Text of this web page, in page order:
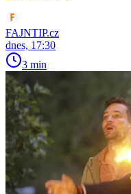
FAJNTIP.cz
dnes, 17:30
3 min